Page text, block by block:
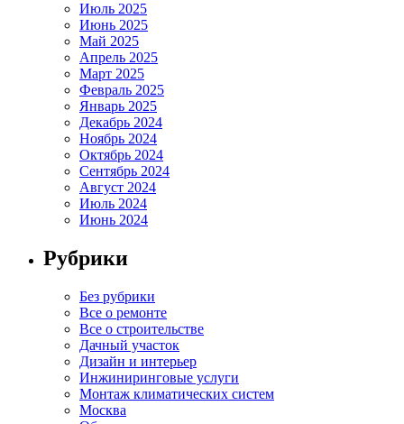
Июль 2025
Июнь 2025
Май 2025
Апрель 2025
Март 2025
Февраль 2025
Январь 2025
Декабрь 2024
Ноябрь 2024
Октябрь 2024
Сентябрь 2024
Август 2024
Июль 2024
Июнь 2024
Рубрики
Без рубрики
Все о ремонте
Все о строительстве
Дачный участок
Дизайн и интерьер
Инжиниринговые услуги
Монтаж климатических систем
Москва